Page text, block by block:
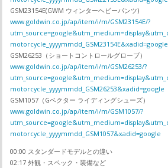
GSM23154E(GWM ウィンターヘビーパンツ)
www.goldwin.co.jp/ap/item/i/m/GSM23154E/?
motorcycle_yyyymmdd_GSM23154E&xadid=google
GSM26253（ショートコントロールグローブ）
www.goldwin.co.jp/ap/item/i/m/GSM26253/?
motorcycle_yyyymmdd_GSM26253&xadid=google
GSM1057（Gベクター ライディングシューズ）
www.goldwin.co.jp/ap/item/i/m/GSM1057/?
motorcycle_yyyymmdd_GSM1057&xadid=google
00:00 スタンダードモデルとの違い
02:17 外観・スペック・装備など